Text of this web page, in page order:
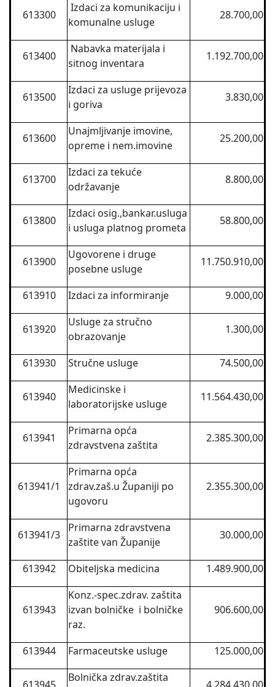
613300
Izdaci za komunikaciju i
komunalne usluge
28.700,00
613400
Nabavka materijala i
sitnog inventara
1.192.700,00
613500
Izdaci za usluge prijevoza
i goriva
3.830,00
613600
Unajmljivanje imovine,
opreme i nem.imovine
25.200,00
613700
Izdaci za tekuće
održavanje
8.800,00
613800
Izdaci osig.,bankar.usluga
i usluga platnog prometa
58.800,00
613900
Ugovorene i druge
posebne usluge
11.750.910,00
613910 Izdaci za informiranje 9.000,00
613920
Usluge za stručno
obrazovanje
1.300,00
613930 Stručne usluge 74.500,00
613940
Medicinske i
laboratorijske usluge
11.564.430,00
613941
Primarna opća
zdravstvena zaštita
2.385.300,00
613941/1
Primarna opća
zdrav.zaš.u Županiji po
ugovoru
2.355.300,00
613941/3
Primarna zdravstvena
zaštite van Županije
30.000,00
613942 Obiteljska medicina 1.489.900,00
613943
Konz.-spec.zdrav. zaštita
izvan bolničke i bolničke
raz.
906.600,00
613944 Farmaceutske usluge 125.000,00
Bolnička zdrav.zaštita